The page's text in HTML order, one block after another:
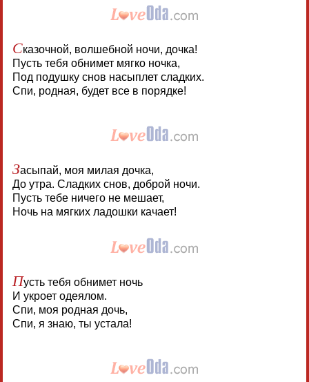
Сказочной, волшебной ночи, дочка!
Пусть тебя обнимет мягко ночка,
Под подушку снов насыплет сладких.
Спи, родная, будет все в порядке!
Засыпай, моя милая дочка,
До утра. Сладких снов, доброй ночи.
Пусть тебе ничего не мешает,
Ночь на мягких ладошки качает!
Пусть тебя обнимет ночь
И укроет одеялом.
Спи, моя родная дочь,
Спи, я знаю, ты устала!